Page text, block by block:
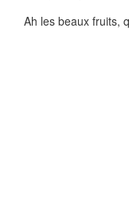
Ah les beaux fruits,